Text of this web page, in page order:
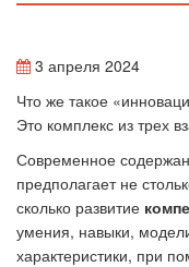
3 апреля 2024
Что же такое
Это комплекс из трех
Современное
предполагает не
сколько развитие
умения, навыки,
характеристики, при